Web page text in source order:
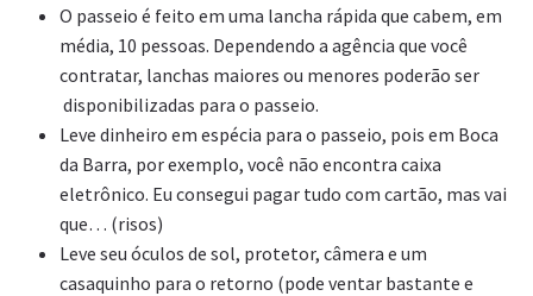
O passeio é feito em uma lancha rápida que cabem, em
média, 10 pessoas. Dependendo a agência que você
contratar, lanchas maiores ou menores poderão ser
disponibilizadas para o passeio.
Leve dinheiro em espécia para o passeio, pois em Boca
da Barra, por exemplo, você não encontra caixa
eletrônico. Eu consegui pagar tudo com cartão, mas vai
que… (risos)
Leve seu óculos de sol, protetor, câmera e um
casaquinho para o retorno (pode ventar bastante e